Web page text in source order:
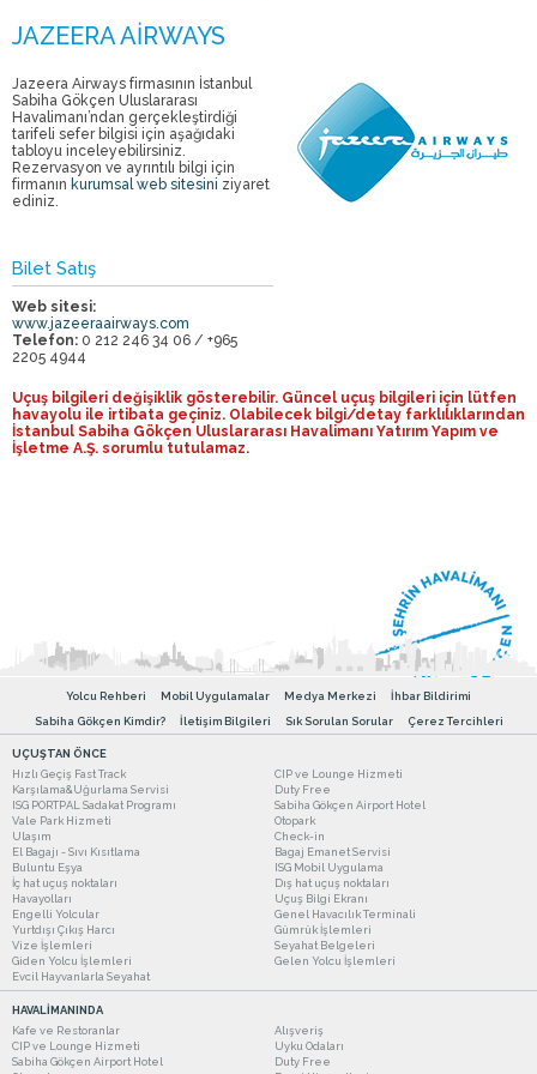
Jazeera Airways firmasının İstanbul
Sabiha Gökçen Uluslararası
Havalimanı’ndan gerçekleştirdiği
tarifeli sefer bilgisi için aşağıdaki
tabloyu inceleyebilirsiniz.
Rezervasyon ve ayrıntılı bilgi için
firmanın kurumsal web sitesini ziyaret
ediniz.
Bilet Satış
Web sitesi:
www.jazeeraairways.com
Telefon: 0 212 246 34 06 / +965
2205 4944
Uçuş bilgileri değişiklik gösterebilir. Güncel uçuş bilgileri için lütfen
havayolu ile irtibata geçiniz. Olabilecek bilgi/detay farklılıklarından
İstanbul Sabiha Gökçen Uluslararası Havalimanı Yatırım Yapım ve
İşletme A.Ş. sorumlu tutulamaz.
Yolcu Rehberi Mobil Uygulamalar Medya Merkezi
İhbar Bildirimi
Sabiha Gökçen Kimdir?
İletişim Bilgileri Sık Sorulan Sorular Çerez Tercihleri
UÇUŞTAN ÖNCE
Hızlı Geçiş Fast Track
CIP ve Lounge Hizmeti
Karşılama&Uğurlama Servisi
Duty Free
ISG PORTPAL Sadakat Programı
Sabiha Gökçen Airport Hotel
Vale Park Hizmeti
Otopark
Ulaşım
Check-in
El Bagajı - Sıvı Kısıtlama
Bagaj Emanet Servisi
Buluntu Eşya
ISG Mobil Uygulama
İç hat uçuş noktaları
Dış hat uçuş noktaları
Havayolları
Uçuş Bilgi Ekranı
Engelli Yolcular
Genel Havacılık Terminali
Yurtdışı Çıkış Harcı
Gümrük İşlemleri
Vize İşlemleri
Seyahat Belgeleri
Giden Yolcu İşlemleri
Gelen Yolcu İşlemleri
Evcil Hayvanlarla Seyahat
HAVALİMANINDA
Kafe ve Restoranlar
Alışveriş
CIP ve Lounge Hizmeti
Uyku Odaları
Sabiha Gökçen Airport Hotel
Duty Free